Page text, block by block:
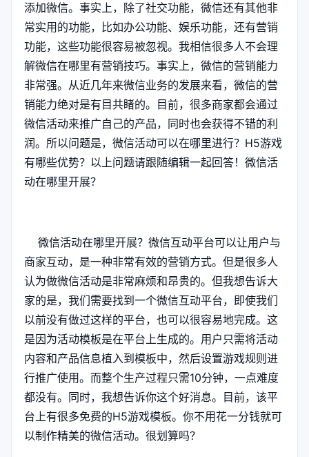
添加微信。事实上，除了社交功能，微信还有其他非
常实用的功能，比如办公功能、娱乐功能，还有营销
功能，这些功能很容易被忽视。我相信很多人不会理
解微信在哪里有营销技巧。事实上，微信的营销能力
非常强。从近几年来微信业务的发展来看，微信的营
销能力绝对是有目共睹的。目前，很多商家都会通过
微信活动来推广自己的产品，同时也会获得不错的利
润。所以问题是，微信活动可以在哪里进行？H5游戏
有哪些优势？以上问题请跟随编辑一起回答！微信活
动在哪里开展？
微信活动在哪里开展？微信互动平台可以让用户与
商家互动，是一种非常有效的营销方式。但是很多人
认为做微信活动是非常麻烦和昂贵的。但我想告诉大
家的是，我们需要找到一个微信互动平台，即使我们
以前没有做过这样的平台，也可以很容易地完成。这
是因为活动模板是在平台上生成的。用户只需将活动
内容和产品信息植入到模板中，然后设置游戏规则进
行推广使用。而整个生产过程只需10分钟，一点难度
都没有。同时，我想告诉你这个好消息。目前，该平
台上有很多免费的H5游戏模板。你不用花一分钱就可
以制作精美的微信活动。很划算吗？